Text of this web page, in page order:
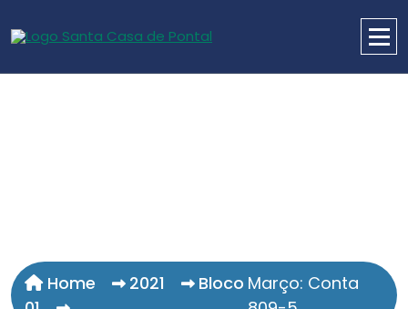
Home 2021
Bloco Março: Conta